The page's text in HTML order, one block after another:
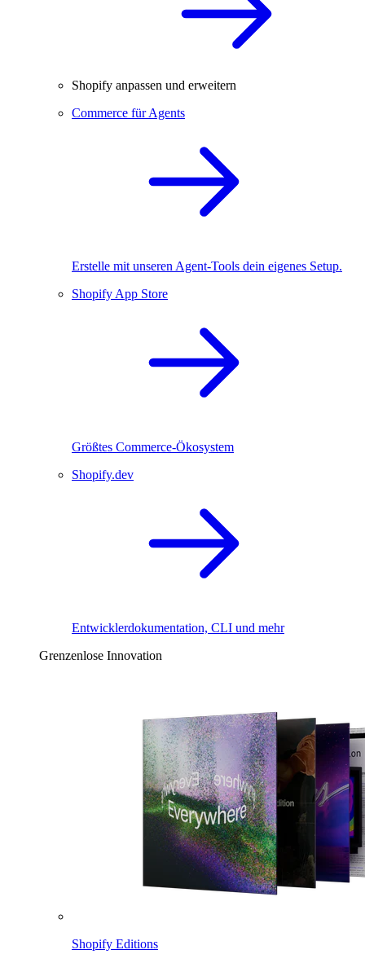
Shopify anpassen und erweitern
Commerce für Agents
Erstelle mit unseren Agent-Tools dein eigenes Setup.
Shopify App Store
Größtes Commerce-Ökosystem
Shopify.dev
Entwicklerdokumentation, CLI und mehr
Grenzenlose Innovation
Shopify Editions